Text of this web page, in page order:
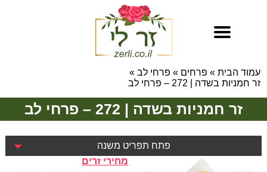
עמוד הבית » פרחים » פרחי לב »
זר חמניות בשדה | 272 – פרחי לב
זר חמניות בשדה | 272 – פרחי לב
פתח תפריט משנה
מחירי זרים